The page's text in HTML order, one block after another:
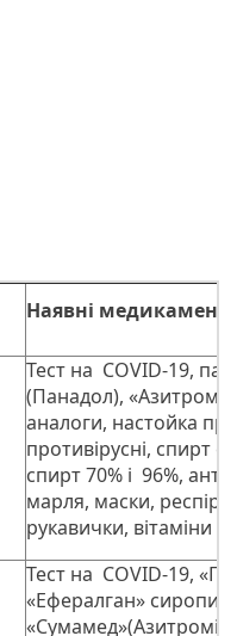
Наявні
Тест на COVID-19,
(Панадол),
аналоги, настойка
противірусні, спирт
спирт 70% і 96%,
марля, маски,
рукавички, вітаміни
Тест на COVID-19,
«Ефералган» сиропи,